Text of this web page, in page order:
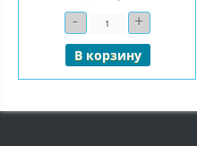
- Количество+
В корзину